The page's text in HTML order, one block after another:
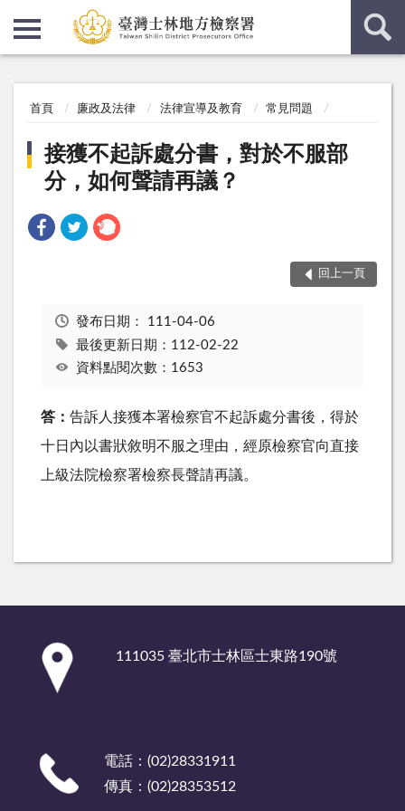
首頁 廉政及法律 法律宣導及教育 常見問題
接獲不起訴處分書，對於不服部
分，如何聲請再議？
回上一頁
發布日期： 111-04-06
最後更新日期：112-02-22
資料點閱次數：1653
答： 告訴人接獲本署檢察官不起訴處分書後，得於
十日內以書狀敘明不服之理由，經原檢察官向直接
上級法院檢察署檢察長聲請再議。
111035 臺北市士林區士東路190號
電話：(02)28331911
傳真：(02)28353512